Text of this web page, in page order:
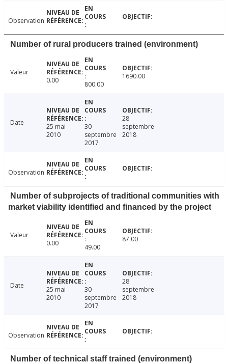
Observation
Number of rural producers trained (environment)
Valeur
0.00
800.00
1690.00
Date
25 mai
2010
30
septembre
2017
28
septembre
2018
Observation
Number of subprojects of traditional communities with
market viability identified and financed by the project
Valeur
0.00
49.00
87.00
Date
25 mai
2010
30
septembre
2017
28
septembre
2018
Observation
Number of technical staff trained (environment)